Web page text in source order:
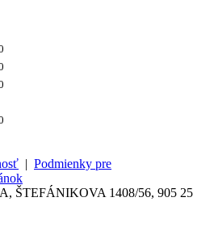
| Podmienky pre
ŠTEFÁNIKOVA 1408/56, 905 25